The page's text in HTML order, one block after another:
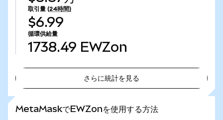
取引量 (24時間)
$6.99
循環供給量
1738.49 EWZon
さらに統計を見る
MetaMaskでEWZonを使用する方法